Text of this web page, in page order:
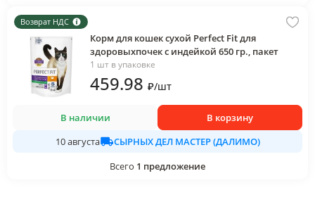
Возврат НДС
Корм для кошек сухой Perfect Fit для
здоровыхпочек с индейкой 650 гр., пакет
1 шт в упаковке
459.98 ₽/шт
В наличии
В корзину
10 августа
СЫРНЫХ ДЕЛ МАСТЕР (ДАЛИМО)
Всего 1 предложение